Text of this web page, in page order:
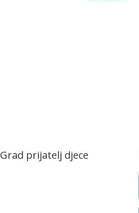
Grad prijatelj djece